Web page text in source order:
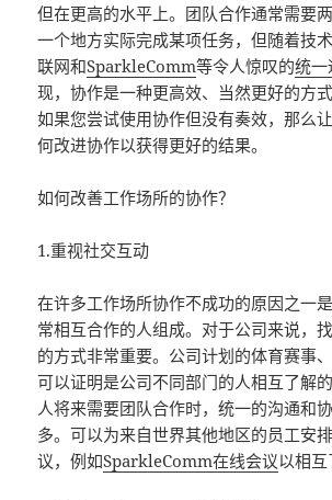
但在更高的水平上。团队合作通常需要
一个地方实际完成某项任务，但随着技
联网和SparkleComm等令人惊叹的统一
现，协作是一种更高效、当然更好的方式
如果您尝试使用协作但没有奏效，那么
何改进协作以获得更好的结果。
如何改善工作场所的协作？
1.重视社交互动
在许多工作场所协作不成功的原因之一
常相互合作的人组成。对于公司来说，
的方式非常重要。公司计划的体育赛事
可以证明是公司不同部门的人相互了解
人将来需要团队合作时，统一的沟通和
多。可以为来自世界其他地区的员工安
议，例如SparkleComm在线会议以相互